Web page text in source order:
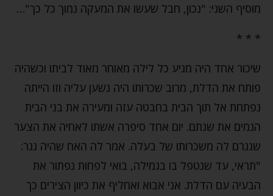
מוסיף השני: "נכון, חבל שעשו את המעקה נמוך כל כך"…
* * *
שיכור אחד היה מגיע כל לילה מאוחר מאוד לביתו וכשהיה
פותח את הדלת, מרוב שכרותו היה נשען עליה וזו הייתה
נפתחת אל תוך הבית בחבטה עזה ומעירה את בני הבית
הנמים את שנתם. יום אחד סיפרה אשתו לאחיה את הצער
שנגרם לה משכרותו של בעלה. אמר לה האח שהיה נגר:
"תראי, עד שנטפל בו בגמילה, בואי לפחות נפתור את
הבעיה עם הדלת. אני אבוא ואחליף את כיוון הצירים כך